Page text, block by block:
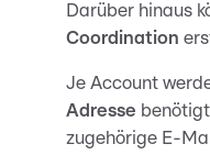
Darüber hinaus
Coordination
Je Account
Adresse
zugehörige E-